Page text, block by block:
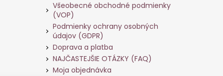
Všeobecné obchodné podmienky
(VOP)
Podmienky ochrany osobných
údajov (GDPR)
Doprava a platba
NAJČASTEJŠIE OTÁZKY (FAQ)
Moja objednávka